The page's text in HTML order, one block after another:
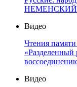
НЕМЕНСКИЙ
Видео
Чтения
«Разделенный
Видео